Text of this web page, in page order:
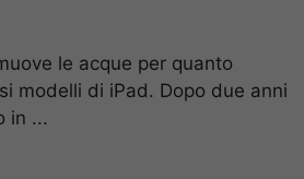
le acque per quanto
modelli di iPad. Dopo due anni
in ...